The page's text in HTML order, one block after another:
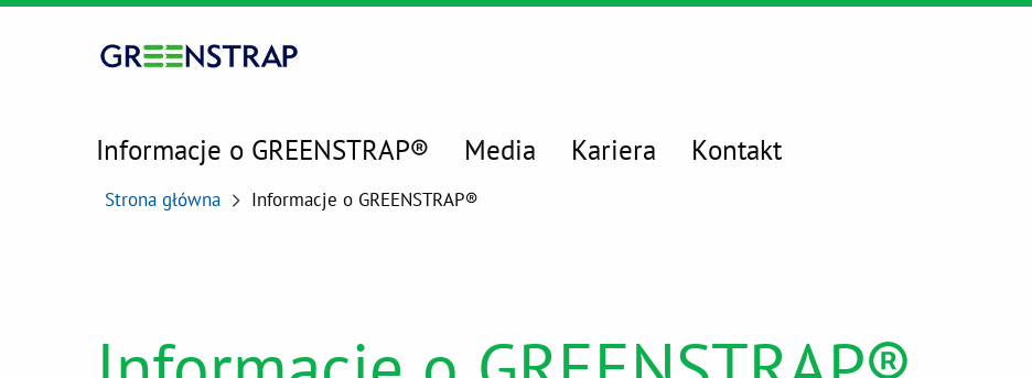
Informacje o GREENSTRAP® Media Kariera Kontakt
Strona główna Informacje o GREENSTRAP®